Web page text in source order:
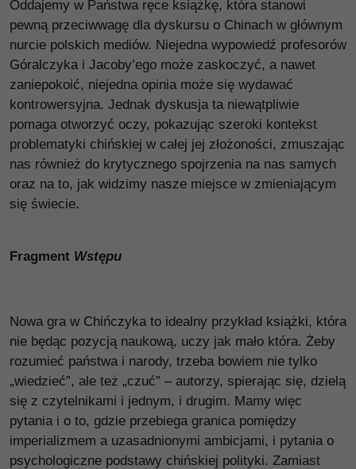
Oddajemy w Państwa ręce książkę, która stanowi
pewną przeciwwagę dla dyskursu o Chinach w głównym
nurcie polskich mediów. Niejedna wypowiedź profesorów
Góralczyka i Jacoby’ego może zaskoczyć, a nawet
zaniepokoić, niejedna opinia może się wydawać
kontrowersyjna. Jednak dyskusja ta niewątpliwie
pomaga otworzyć oczy, pokazując szeroki kontekst
problematyki chińskiej w całej jej złożoności, zmuszając
nas również do krytycznego spojrzenia na nas samych
oraz na to, jak widzimy nasze miejsce w zmieniającym
się świecie.
Fragment Wstępu
Nowa gra w Chińczyka to idealny przykład książki, która
nie będąc pozycją naukową, uczy jak mało która. Żeby
rozumieć państwa i narody, trzeba bowiem nie tylko
„wiedzieć”, ale też „czuć” – autorzy, spierając się, dzielą
się z czytelnikami i jednym, i drugim. Mamy więc
pytania i o to, gdzie przebiega granica pomiędzy
imperializmem a uzasadnionymi ambicjami, i pytania o
psychologiczne podstawy chińskiej polityki. Zamiast